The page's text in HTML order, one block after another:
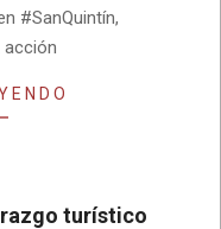
#SanQuintín,
acción
turístico